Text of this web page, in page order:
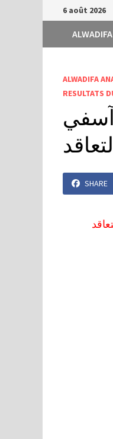
Passer
au
contenu
6 août 2026
ALWADIFA
RESULTATS
آسفي
SHARE